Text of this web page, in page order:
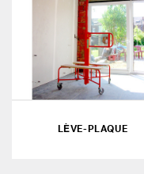
LÈVE-PLAQUE